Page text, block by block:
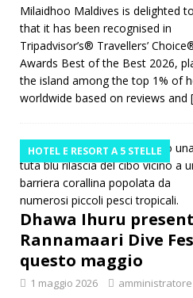
the
Best
5
Milaidhoo Maldives is delighted
that it has been recognised in
Tripadvisor’s® Travellers’
Awards Best of the Best 2026,
the island among the top 1% of
worldwide based on reviews and
HOTEL E RESORT A 5 STELLE
Dhawa Ihuru
Rannamaari Dive
questo maggio
1 maggio 2026 amministratore